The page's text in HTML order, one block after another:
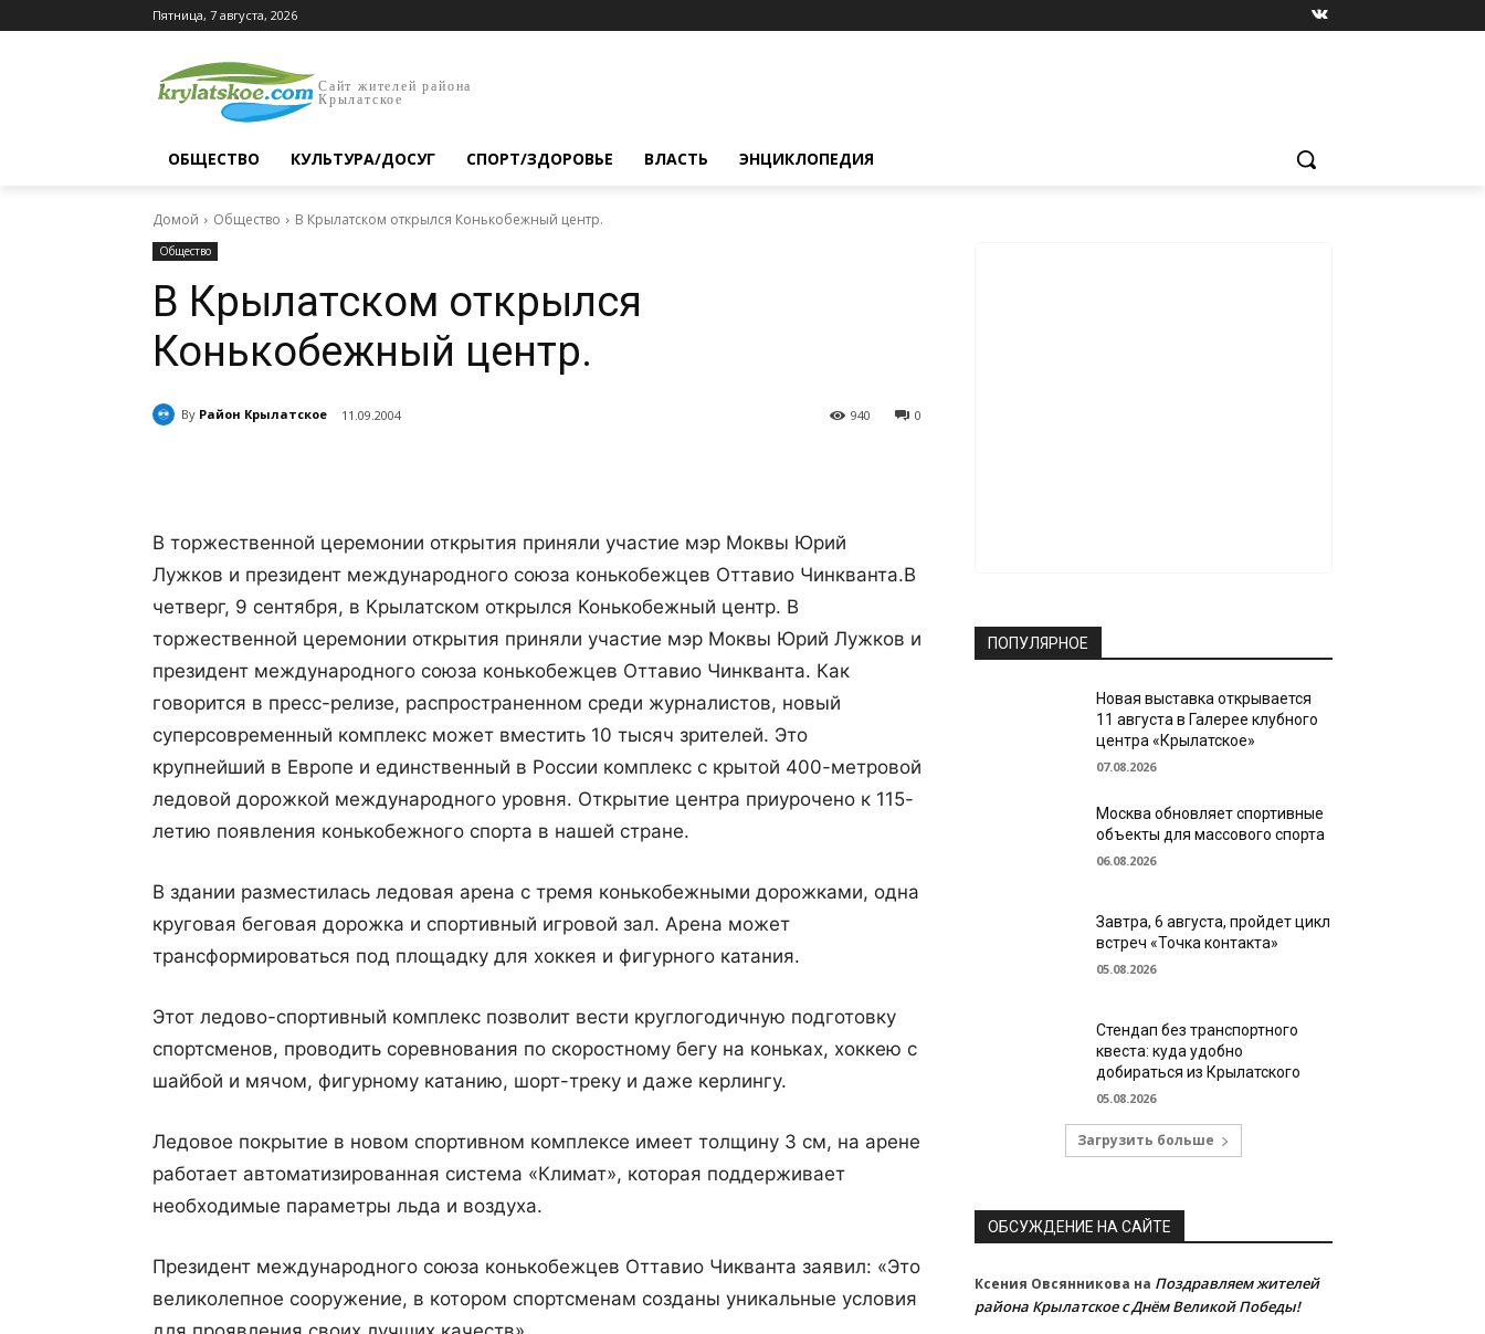
Пятница, 7 августа, 2026
Сайт жителей района
Крылатское
ОБЩЕСТВО КУЛЬТУРА/ДОСУГ СПОРТ/ЗДОРОВЬЕ ВЛАСТЬ ЭНЦИКЛОПЕДИЯ
Домой Общество В Крылатском открылся Конькобежный центр.
Общество
В Крылатском открылся
Конькобежный центр.
By Район Крылатское 11.09.2004 0
940
В торжественной церемонии открытия приняли участие мэр Моквы Юрий
Лужков и президент международного союза конькобежцев Оттавио Чинкванта.В
четверг, 9 сентября, в Крылатском открылся Конькобежный центр. В
торжественной церемонии открытия приняли участие мэр Моквы Юрий Лужков и
президент международного союза конькобежцев Оттавио Чинкванта. Как
говорится в пресс-релизе, распространенном среди журналистов, новый
суперсовременный комплекс может вместить 10 тысяч зрителей. Это
крупнейший в Европе и единственный в России комплекс с крытой 400-метровой
ледовой дорожкой международного уровня. Открытие центра приурочено к 115-
летию появления конькобежного спорта в нашей стране.
В здании разместилась ледовая арена с тремя конькобежными дорожками, одна
круговая беговая дорожка и спортивный игровой зал. Арена может
трансформироваться под площадку для хоккея и фигурного катания.
Этот ледово-спортивный комплекс позволит вести круглогодичную подготовку
спортсменов, проводить соревнования по скоростному бегу на коньках, хоккею с
шайбой и мячом, фигурному катанию, шорт-треку и даже керлингу.
Ледовое покрытие в новом спортивном комплексе имеет толщину 3 см, на арене
работает автоматизированная система «Климат», которая поддерживает
необходимые параметры льда и воздуха.
Президент международного союза конькобежцев Оттавио Чикванта заявил: «Это
великолепное сооружение, в котором спортсменам созданы уникальные условия
ПОПУЛЯРНОЕ
Новая выставка открывается
11 августа в Галерее клубного
центра «Крылатское»
07.08.2026
Москва обновляет спортивные
объекты для массового спорта
06.08.2026
Завтра, 6 августа, пройдет цикл
встреч «Точка контакта»
05.08.2026
Стендап без транспортного
квеста: куда удобно
добираться из Крылатского
05.08.2026
Загрузить больше
ОБСУЖДЕНИЕ НА САЙТЕ
Ксения Овсянникова на Поздравляем жителей
района Крылатское с Днём Великой Победы!